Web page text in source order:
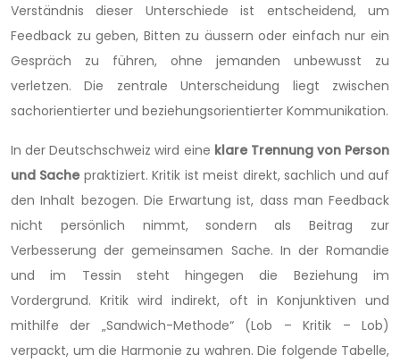
Verständnis dieser Unterschiede ist entscheidend, um
Feedback zu geben, Bitten zu äussern oder einfach nur ein
Gespräch zu führen, ohne jemanden unbewusst zu
verletzen. Die zentrale Unterscheidung liegt zwischen
sachorientierter und beziehungsorientierter Kommunikation.
In der Deutschschweiz wird eine klare Trennung von Person
und Sache praktiziert. Kritik ist meist direkt, sachlich und auf
den Inhalt bezogen. Die Erwartung ist, dass man Feedback
nicht persönlich nimmt, sondern als Beitrag zur
Verbesserung der gemeinsamen Sache. In der Romandie
und im Tessin steht hingegen die Beziehung im
Vordergrund. Kritik wird indirekt, oft in Konjunktiven und
mithilfe der „Sandwich-Methode“ (Lob – Kritik – Lob)
verpackt, um die Harmonie zu wahren. Die folgende Tabelle,